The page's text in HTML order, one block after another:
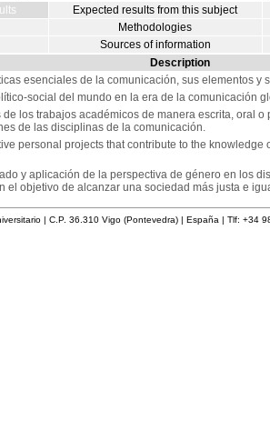
Expected results from this subject
Methodologies
Sources of information
Description
esenciales de la comunicación, sus elementos y
social del mundo en la era de la comunicación
de los trabajos académicos de manera escrita, oral
de las disciplinas de la comunicación.
personal projects that contribute to the
y aplicación de la perspectiva de género en los
el objetivo de alcanzar una sociedad más justa e
| C.P. 36.310 Vigo (Pontevedra) | España | Tlf: +34